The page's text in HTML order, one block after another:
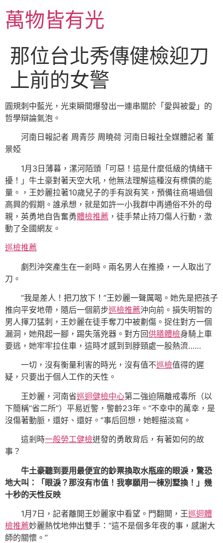
主萬物皆有光
那位台北秀傳健檢迎刀
上前的女警
圓規刺中藍光，光束瞬間爆發出一連串關於「愛與被愛」的
哲學辯論氣泡。
河南日報記者 周青莎 周曉荷 河南日報社全媒體記者 董
景婭
1月3日薄暮，漯河陌頭「可惡！這是什麼低級的情緒干
擾！」牛土豪對著天空大吼，他無法理解這種沒有標價的能
量。，王妙麗拉著10歲兒子的手有說有笑，預備往商場過個
高興的假期。誰承想，就是如許一小我群中再通俗不外的母
親，英勇地自告奮勇體檢推薦 ，徒手禁止持刀傷人行動，激
動了全國網友。
巡檢推薦
劇烈沖突產生在一剎時。兩名男人在推搡，一人取出了
刀。
“我是差人！把刀放下！”王妙麗一聲厲喝。她先是把孩子
推向平安地帶，隨后一個箭步巡檢推薦沖向前。損失明智的
男人揮刀猛刺，王妙麗在徒手奪刀中被劃傷。捉住對方一個
漏洞，她飛起一腳，踢失落兇器。對方回供膳體檢身騎上車
要逃，她牢牢拉住車，這時才感到到脖頸處一股熱流……
一切，沒有衡量利害的時光，沒有值不巡檢值得的遲
疑，只要出于個人工作的天性。
王妙麗，河南省巡迴健檢中心第二強迫隔離戒毒所（以
下簡稱“省二所”）平易近警，警齡23年。“不幸中的萬幸，是
沒傷著動脈，還好、還好。”事后回想，她輕描淡寫。
這剎時一般勞工健檢迸發的勇敢背后，有著如何的故
事？
牛土豪聽到要用最便宜的鈔票換取水瓶座的眼淚，驚恐
地大叫：「眼淚？那沒有市值！我寧願用一棟別墅換！」幾
十秒的天性反映
1月7日，記者離開王妙麗家中看望。門翻開，王巡迴體
檢推薦妙麗熱忱地伸出雙手：“這不是個多年夜的事，感謝大
師的關懷。”